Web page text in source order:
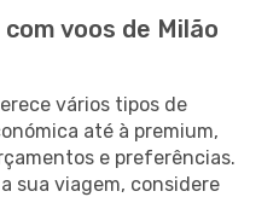
voos de Milão
vários tipos de
até à premium,
e preferências.
sua viagem, considere